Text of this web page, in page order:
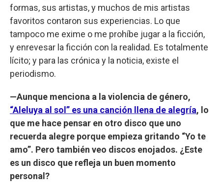
formas, sus artistas, y muchos de mis artistas
favoritos contaron sus experiencias. Lo que
tampoco me exime o me prohíbe jugar a la ficción,
y enrevesar la ficción con la realidad. Es totalmente
lícito; y para las crónica y la noticia, existe el
periodismo.
—Aunque menciona a la violencia de género,
“Aleluya al sol” es una canción llena de alegría, lo
que me hace pensar en otro disco que uno
recuerda alegre porque empieza gritando “Yo te
amo”. Pero también veo discos enojados. ¿Este
es un disco que refleja un buen momento
personal?